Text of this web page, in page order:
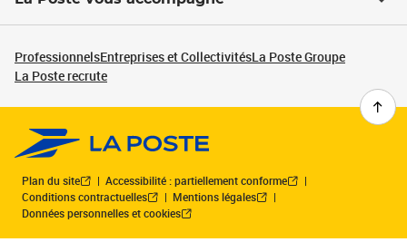
ProfessionnelsEntreprises et CollectivitésLa Poste Groupe
La Poste recrute
Plan du site
Accessibilité : partiellement conforme
Conditions contractuelles
Mentions légales
Données personnelles et cookies